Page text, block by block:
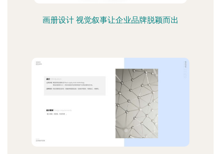
画册设计 视觉叙事让企业品牌脱颖而出